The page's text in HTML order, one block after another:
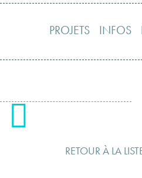
PROJETS INFOS
RETOUR À LA